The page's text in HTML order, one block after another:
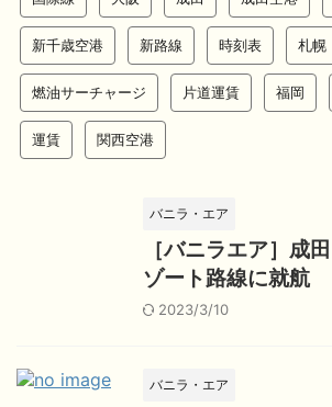
新千歳空港 新路線 時刻表 札幌
燃油サーチャージ 片道運賃 福岡
運賃 関西空港
バニラ・エア
［バニラエア］成
ゾート路線に就航
2023/3/10
バニラ・エア